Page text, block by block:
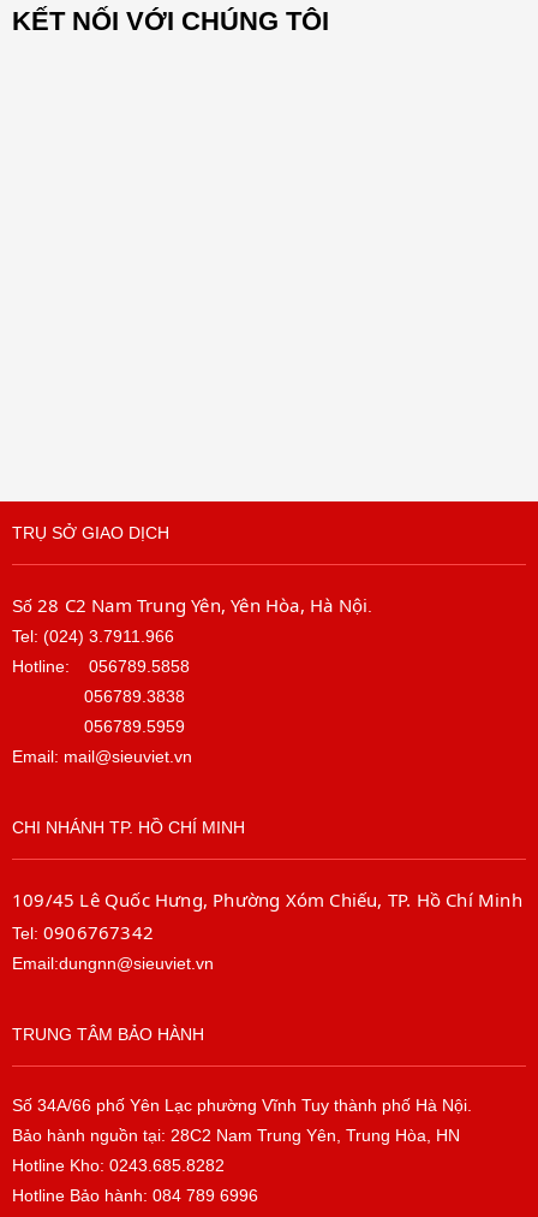
KẾT NỐI VỚI CHÚNG TÔI
TRỤ SỞ GIAO DỊCH
Số 28 C2 Nam Trung Yên, Yên Hòa, Hà Nội
Tel: (024) 3.7911.966
Hotline: 056789.5858
056789.3838
056789.5959
Email: mail@sieuviet.vn
CHI NHÁNH TP. HỒ CHÍ MINH
109/45 Lê Quốc Hưng, Phường Xóm Chiếu, TP. Hồ Chí Minh
Tel: 0906767342
Email:dungnn@sieuviet.vn
TRUNG TÂM BẢO HÀNH
Số 34A/66 phố Yên Lạc phường Vĩnh Tuy thành phố Hà Nội.
Bảo hành nguồn tại: 28C2 Nam Trung Yên, Trung Hòa, HN
Hotline Kho: 0243.685.8282
Hotline Bảo hành: 084 789 6996